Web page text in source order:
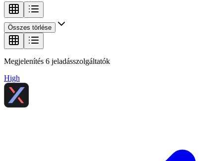
Összes törlése
Megjelenítés 6 jeladásszolgáltatók
High